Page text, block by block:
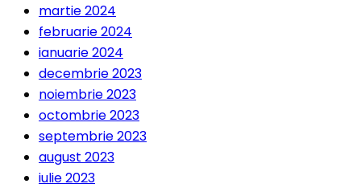
martie 2024
februarie 2024
ianuarie 2024
decembrie 2023
noiembrie 2023
octombrie 2023
septembrie 2023
august 2023
iulie 2023